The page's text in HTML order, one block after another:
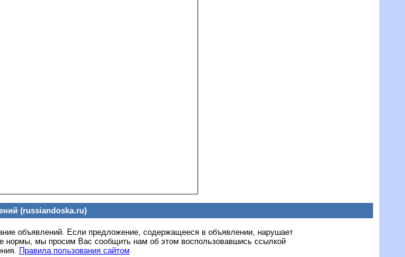
(russiandoska.ru)
объявлений. Если предложение, содержащееся в объявлении, нарушает
мы просим Вас сообщить нам об этом воспользовавшись ссылкой
Правила пользования сайтом